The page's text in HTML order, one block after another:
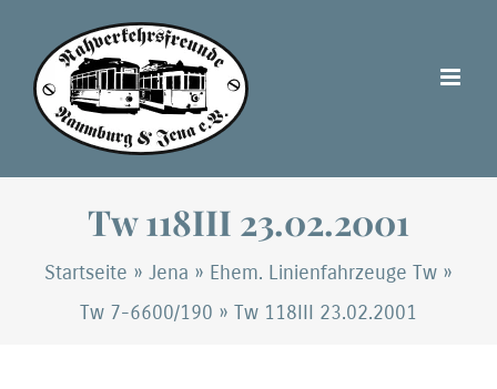
Inhalt
springen
Tw 118III 23.02.2001
Startseite » Jena » Ehem. Linienfahrzeuge Tw »
Tw 7-6600/190 » Tw 118III 23.02.2001